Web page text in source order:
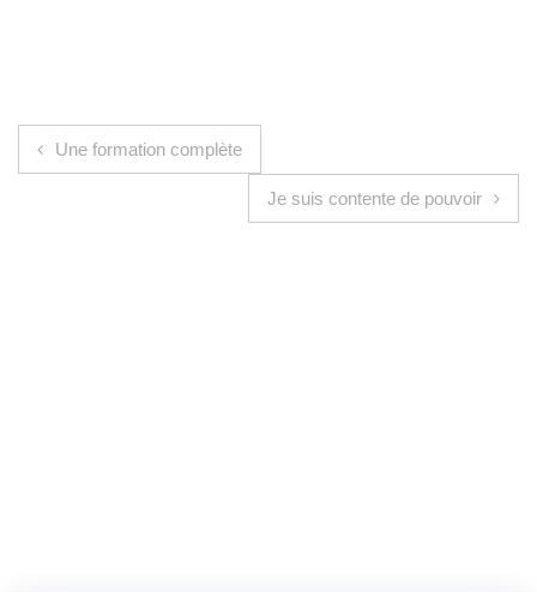
Navigation de l’article
Une formation complète
Je suis contente de pouvoir